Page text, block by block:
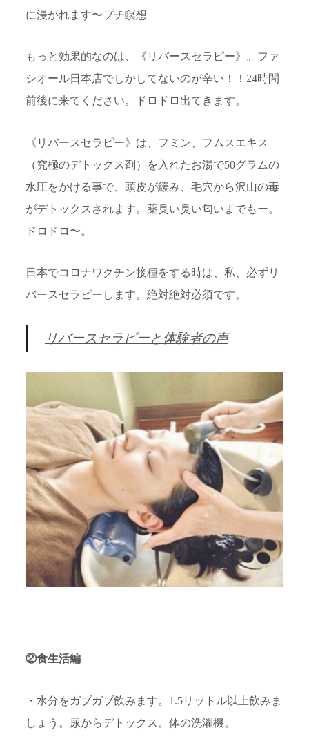
に浸かれます〜プチ瞑想
もっと効果的なのは、《リバースセラピー》。ファ
シオール日本店でしかしてないのが辛い！！24時間
前後に来てください。ドロドロ出てきます。
《リバースセラピー》は、フミン、フムスエキス
（究極のデトックス剤）を入れたお湯で50グラムの
水圧をかける事で、頭皮が緩み、毛穴から沢山の毒
がデトックスされます。薬臭い臭い匂いまでもー。
ドロドロ〜。
日本でコロナワクチン接種をする時は、私、必ずリ
バースセラピーします。絶対絶対必須です。
リバースセラピーと体験者の声
②食生活編
・水分をガブガブ飲みます。1.5リットル以上飲みま
しょう。尿からデトックス。体の洗濯機。